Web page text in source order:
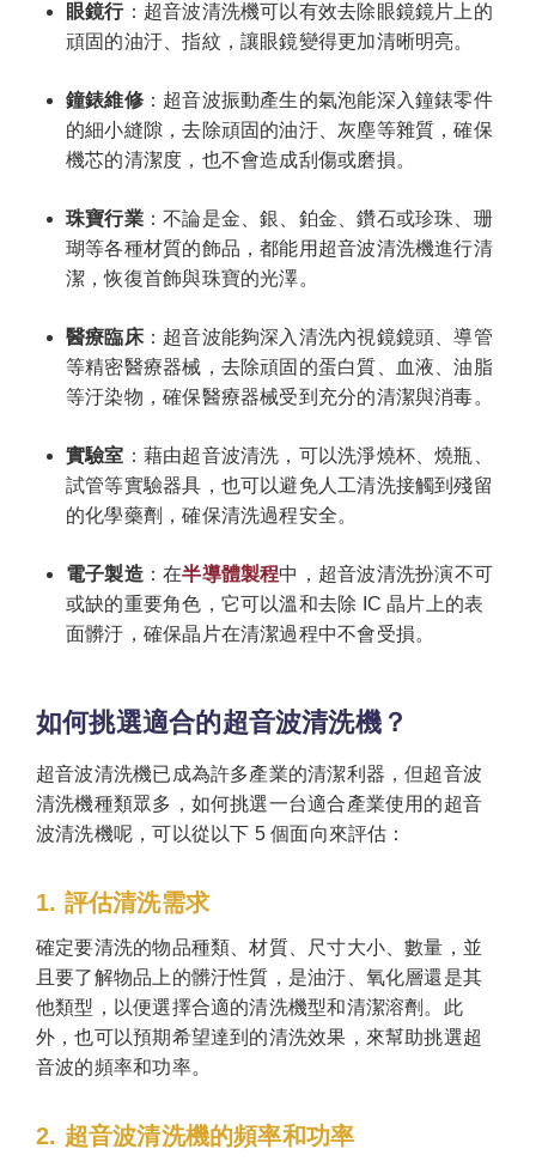
眼鏡行：超音波清洗機可以有效去除眼鏡鏡片上的
頑固的油汙、指紋，讓眼鏡變得更加清晰明亮。
鐘錶維修：超音波振動產生的氣泡能深入鐘錶零件
的細小縫隙，去除頑固的油汙、灰塵等雜質，確保
機芯的清潔度，也不會造成刮傷或磨損。
珠寶行業：不論是金、銀、鉑金、鑽石或珍珠、珊
瑚等各種材質的飾品，都能用超音波清洗機進行清
潔，恢復首飾與珠寶的光澤。
醫療臨床：超音波能夠深入清洗內視鏡鏡頭、導管
等精密醫療器械，去除頑固的蛋白質、血液、油脂
等汙染物，確保醫療器械受到充分的清潔與消毒。
實驗室 ：藉由超音波清洗，可以洗淨燒杯、燒瓶、
試管等實驗器具，也可以避免人工清洗接觸到殘留
的化學藥劑，確保清洗過程安全。
電子製造：在半導體製程中，超音波清洗扮演不可
或缺的重要角色，它可以溫和去除 IC 晶片上的表
面髒汙，確保晶片在清潔過程中不會受損。
如何挑選適合的超音波清洗機？
超音波清洗機已成為許多產業的清潔利器，但超音波
清洗機種類眾多，如何挑選一台適合產業使用的超音
波清洗機呢，可以從以下 5 個面向來評估：
1. 評估清洗需求
確定要清洗的物品種類、材質、尺寸大小、數量，並
且要了解物品上的髒汙性質，是油汙、氧化層還是其
他類型，以便選擇合適的清洗機型和清潔溶劑。此
外，也可以預期希望達到的清洗效果，來幫助挑選超
音波的頻率和功率。
2. 超音波清洗機的頻率和功率